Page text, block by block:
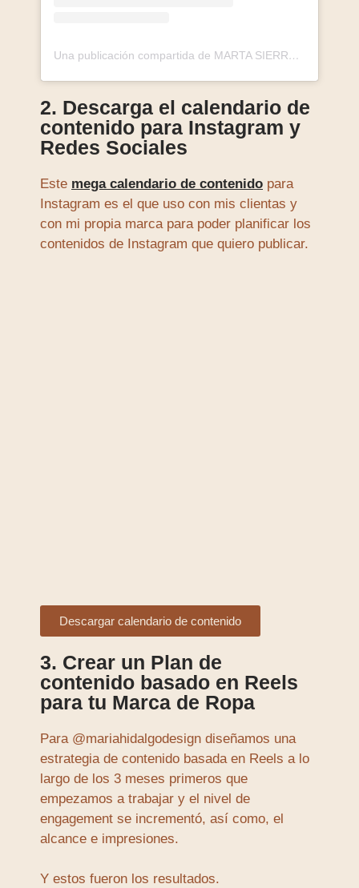
Una publicación compartida de MARTA SIERRA (@marta__sierra)
2. Descarga el calendario de
contenido para Instagram y
Redes Sociales
Este mega calendario de contenido para
Instagram es el que uso con mis clientas y
con mi propia marca para poder planificar los
contenidos de Instagram que quiero publicar.
Descargar calendario de contenido
3. Crear un Plan de
contenido basado en Reels
para tu Marca de Ropa
Para @mariahidalgodesign diseñamos una
estrategia de contenido basada en Reels a lo
largo de los 3 meses primeros que
empezamos a trabajar y el nivel de
engagement se incrementó, así como, el
alcance e impresiones.
Y estos fueron los resultados.